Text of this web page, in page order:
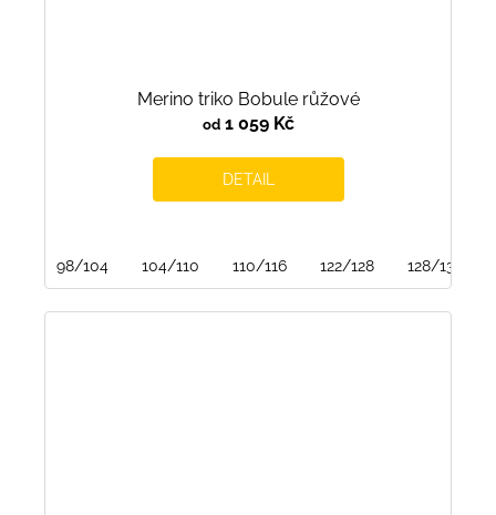
Merino triko Bobule růžové
od1 059 Kč
DETAIL
98/104 104/110 110/116 122/128 128/134